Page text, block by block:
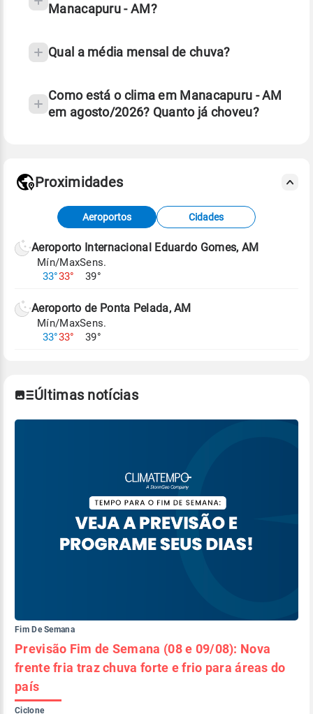
Manacapuru - AM?
Qual a média mensal de chuva?
Como está o clima em Manacapuru - AM
em agosto/2026? Quanto já choveu?
Fonte: dados combinados de estações
meteorológicas e satélite do Centro de Previsão
de Tempo e Estudos Climáticos (CPTEC).
Para obter mais informações sobre os dados
Proximidades
Aeroportos Cidades
Aeroporto Internacional Eduardo Gomes, AM
Mín/Max
33°33°
Sens.
39°
Aeroporto de Ponta Pelada, AM
Mín/Max
33°33°
Sens.
39°
Últimas notícias
Fim De Semana
Previsão Fim de Semana (08 e 09/08): Nova
frente fria traz chuva forte e frio para áreas do
país
Ciclone